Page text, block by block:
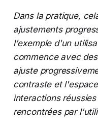
Dans la pratique,
ajustements
l'exemple d'un
commence avec
ajuste
contraste et
interactions
rencontrées par